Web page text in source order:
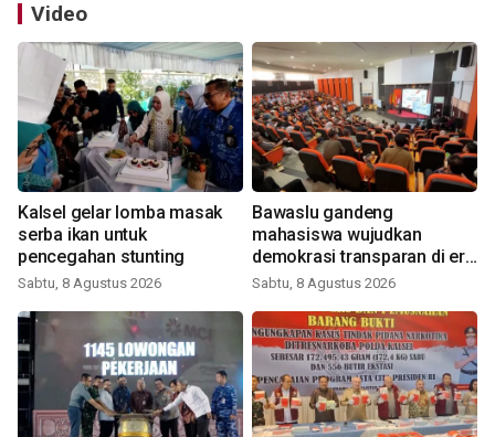
Video
Kalsel gelar lomba masak
serba ikan untuk
pencegahan stunting
Sabtu, 8 Agustus 2026
Bawaslu gandeng
mahasiswa wujudkan
demokrasi transparan di era
digital
Sabtu, 8 Agustus 2026